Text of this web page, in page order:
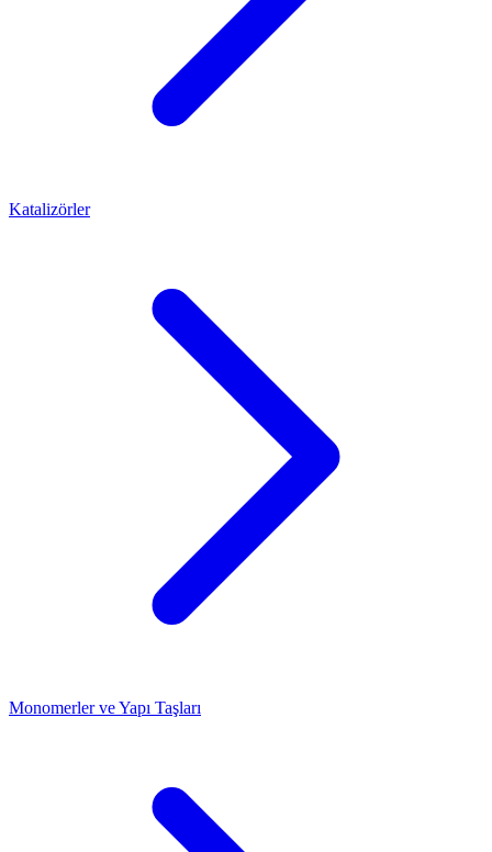
Katalizörler
Monomerler ve Yapı Taşları